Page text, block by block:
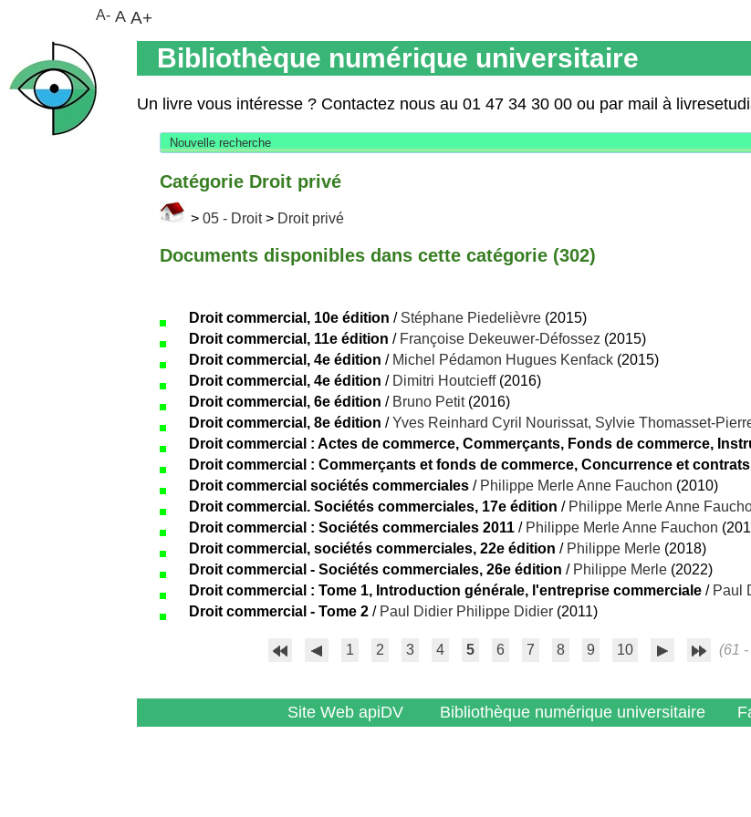
Bibliothèque numérique universitaire
Un livre vous intéresse ? Contactez nous au 01 47 34 30 00 ou par mail à
Nouvelle recherche
Catégorie Droit privé
> 05 - Droit> Droit privé
Documents disponibles dans cette catégorie (302)
Droit commercial, 10e édition / Stéphane Piedelièvre (2015)
Droit commercial, 11e édition / Françoise Dekeuwer-Défossez (2015)
Droit commercial, 4e édition / Michel Pédamon Hugues Kenfack (2015)
Droit commercial, 4e édition / Dimitri Houtcieff(2016)
Droit commercial, 6e édition / Bruno Petit(2016)
Droit commercial, 8e édition /Yves Reinhard Cyril Nourissat, Sylvie Thomasset-
Droit commercial : Actes de commerce, Commerçants, Fonds de commerce,
Droit commercial : Commerçants et fonds de commerce, Concurrence et
Droit commercial sociétés commerciales / Philippe Merle Anne Fauchon (2010)
Droit commercial. Sociétés commerciales, 17e édition / Philippe Merle Anne
Droit commercial : Sociétés commerciales 2011 / Philippe Merle Anne Fauchon
Droit commercial, sociétés commerciales, 22e édition / Philippe Merle (2018)
Droit commercial - Sociétés commerciales, 26e édition / Philippe Merle (2022)
Droit commercial : Tome 1, Introduction générale, l'entreprise commerciale / Paul
Droit commercial - Tome 2 / Paul Didier Philippe Didier (2011)
1 2 3 4 5 6 7 8 9 10 (61
Site Web apiDV Bibliothèque numérique universitaire
A- A A+